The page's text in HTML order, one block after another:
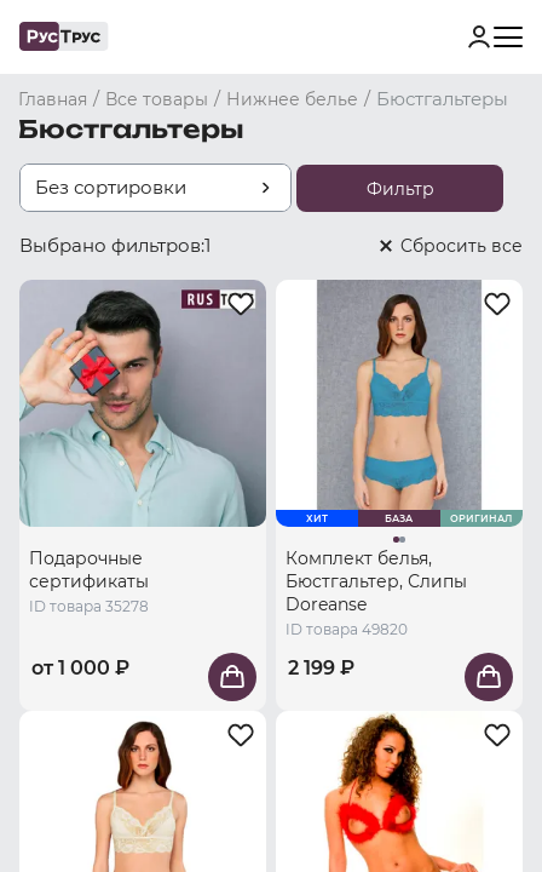
Главная / Все товары / Нижнее белье / Бюстгальтеры
Бюстгальтеры
Без сортировки Фильтр
Выбрано фильтров:1 Cбросить все
Подарочные
сертификаты
ID товара 35278
от 1 000 ₽
ХИТ БАЗА ОРИГИНАЛ
Комплект белья,
Бюстгальтер, Слипы
Doreanse
ID товара 49820
2 199 ₽